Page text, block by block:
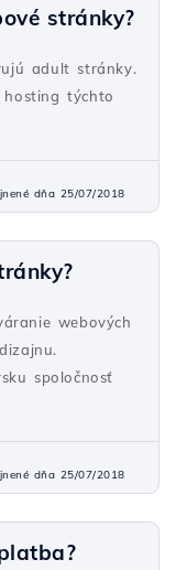
stránky?
adult stránky.
týchto
dňa 25/07/2018
webových
spoločnosť
dňa 25/07/2018